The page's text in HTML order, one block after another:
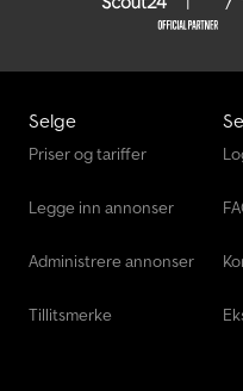
Selge
Priser og tariffer
Legge inn annonser
Administrere annonser
Tillitsmerke